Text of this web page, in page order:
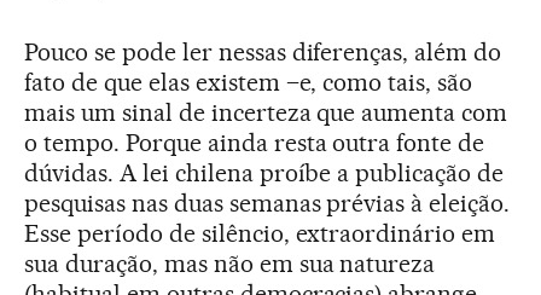
Pouco se pode ler nessas diferenças, além do
fato de que elas existem –e, como tais, são
mais um sinal de incerteza que aumenta com
o tempo. Porque ainda resta outra fonte de
dúvidas. A lei chilena proíbe a publicação de
pesquisas nas duas semanas prévias à eleição.
Esse período de silêncio, extraordinário em
sua duração, mas não em sua natureza